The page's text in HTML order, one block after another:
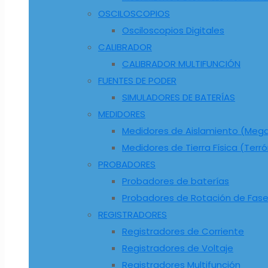
OSCILOSCOPIOS
Osciloscopios Digitales
CALIBRADOR
CALIBRADOR MULTIFUNCIÓN
FUENTES DE PODER
SIMULADORES DE BATERÍAS
MEDIDORES
Medidores de Aislamiento
Medidores de Tierra Física
PROBADORES
Probadores de baterías
Probadores de Rotación de Fase
REGISTRADORES
Registradores de Corriente
Registradores de Voltaje
Registradores Multifunción